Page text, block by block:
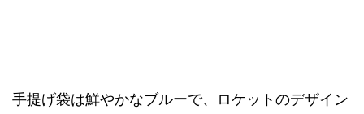
手提げ袋は鮮やかなブルーで、ロケットのデザイン